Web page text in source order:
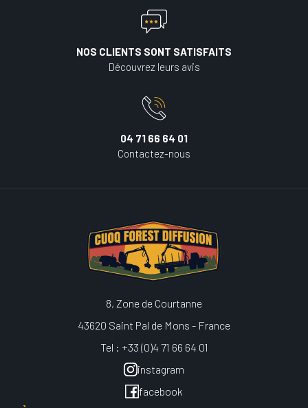
NOS CLIENTS SONT SATISFAITS
Découvrez leurs avis
04 71 66 64 01
Contactez-nous
8, Zone de Courtanne
43620 Saint Pal de Mons - France
Tel : +33 (0)4 71 66 64 01
instagram
facebook